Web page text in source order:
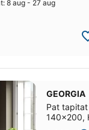
8 aug - 27 aug
GEORGIA
Pat tapitat
140x200,